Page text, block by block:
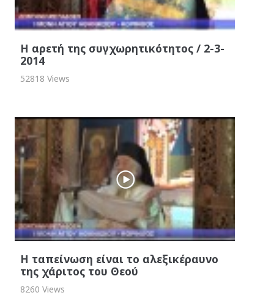
Η αρετή της συγχωρητικότητος / 2-3-
2014
52818 Views
Η ταπείνωση είναι το αλεξικέραυνο
της χάριτος του Θεού
8260 Views